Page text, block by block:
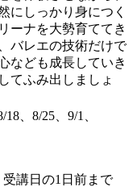
にしっかり身につく
ーナを大勢育ててき
バレエの技術だけで
なども成長していき
てふみ出しましょ
、8/25、9/1、
講日の1日前まで